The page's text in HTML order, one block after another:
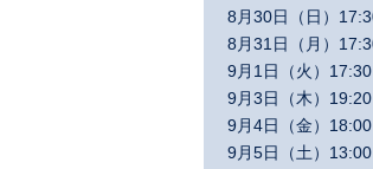
8月30日（日）
8月31日（月）
9月1日（火）
9月3日（木）
9月4日（金）
9月5日（土）